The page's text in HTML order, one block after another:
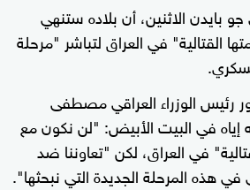
بايدن الاثنين، أن بلاده ستنهي
القتالية" في العراق لتباشر "مرحلة
الوزراء العراقي مصطفى
إياه في البيت الأبيض: "لن نكون مع
في العراق، لكن "تعاوننا ضد
هذه المرحلة الجديدة التي نبحثها".